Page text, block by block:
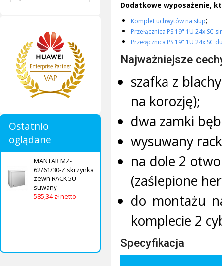
Ostatnio
oglądane
MANTAR MZ-
62/61/30-Z skrzynka
zewn RACK 5U
suwany
585,34 zł netto
Dodatkowe wyposażenie,
Komplet uchwytów na słup;
Przełącznica PS 19" 1U 24x SC
Przełącznica PS 19" 1U 24x SC
Najważniejsze
szafka z
na korozję);
dwa zamki
wysuwany
na dole 2
(zaślepione
do montażu
komplecie 2
Specyfikacja